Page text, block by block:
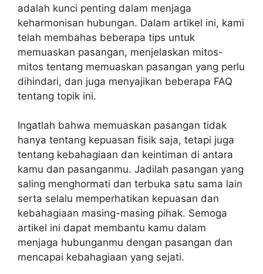
adalah kunci penting dalam menjaga
keharmonisan hubungan. Dalam artikel ini, kami
telah membahas beberapa tips untuk
memuaskan pasangan, menjelaskan mitos-
mitos tentang memuaskan pasangan yang perlu
dihindari, dan juga menyajikan beberapa FAQ
tentang topik ini.
Ingatlah bahwa memuaskan pasangan tidak
hanya tentang kepuasan fisik saja, tetapi juga
tentang kebahagiaan dan keintiman di antara
kamu dan pasanganmu. Jadilah pasangan yang
saling menghormati dan terbuka satu sama lain
serta selalu memperhatikan kepuasan dan
kebahagiaan masing-masing pihak. Semoga
artikel ini dapat membantu kamu dalam
menjaga hubunganmu dengan pasangan dan
mencapai kebahagiaan yang sejati.